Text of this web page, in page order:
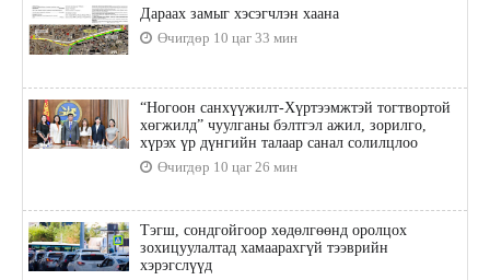
Дараах замыг хэсэгчлэн хаана
Өчигдөр 10 цаг 33 мин
“Ногоон санхүүжилт-Хүртээмжтэй тогтвортой
хөгжилд” чуулганы бэлтгэл ажил, зорилго,
хүрэх үр дүнгийн талаар санал солилцлоо
Өчигдөр 10 цаг 26 мин
Тэгш, сондгойгоор хөдөлгөөнд оролцох
зохицуулалтад хамаарахгүй тээврийн
хэрэгслүүд